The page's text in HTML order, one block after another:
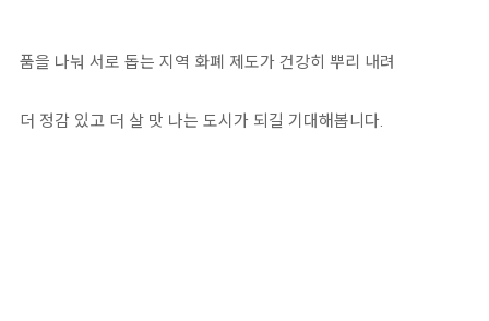
품을 나눠 서로 돕는 지역 화폐 제도가 건강히 뿌리 내려
더 정감 있고 더 살 맛 나는 도시가 되길 기대해봅니다.